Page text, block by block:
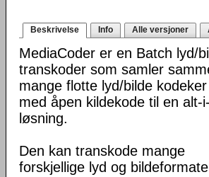
Beskrivelse Info Alle versjoner
MediaCoder er en Batch lyd/
transkoder som samler
mange flotte lyd/bilde kodeker
med åpen kildekode til en alt-
løsning.
Den kan transkode mange
forskjellige lyd og